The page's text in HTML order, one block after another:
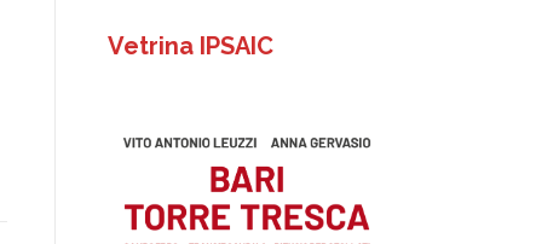
Vetrina IPSAIC